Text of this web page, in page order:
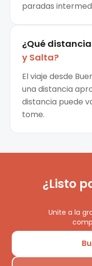
paradas
¿Qué
y Salta?
El viaje desde
una distancia
distancia puede
tome.
¿Listo
Unite a la